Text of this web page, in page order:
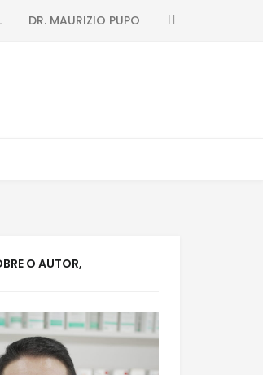
SEARCH
DR. MAURIZIO PUPO
O AUTOR,